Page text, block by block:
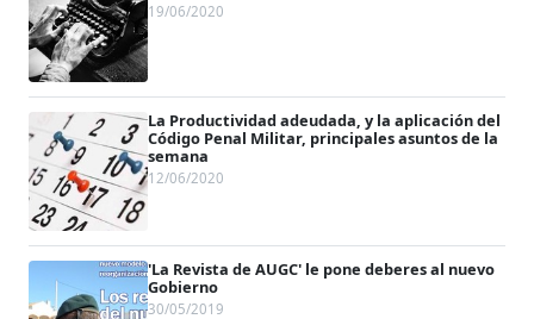
19/06/2020
La Productividad adeudada, y la aplicación del
Código Penal Militar, principales asuntos de la
semana
12/06/2020
'La Revista de AUGC' le pone deberes al nuevo
Gobierno
30/05/2019